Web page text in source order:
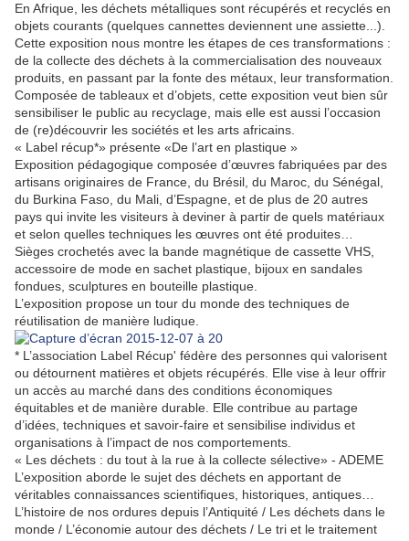
En Afrique, les déchets métalliques sont récupérés et recyclés en
objets courants (quelques cannettes deviennent une assiette...).
Cette exposition nous montre les étapes de ces transformations :
de la collecte des déchets à la commercialisation des nouveaux
produits, en passant par la fonte des métaux, leur transformation.
Composée de tableaux et d’objets, cette exposition veut bien sûr
sensibiliser le public au recyclage, mais elle est aussi l’occasion
de (re)découvrir les sociétés et les arts africains.
« Label récup*» présente «De l’art en plastique »
Exposition pédagogique composée d’œuvres fabriquées par des
artisans originaires de France, du Brésil, du Maroc, du Sénégal,
du Burkina Faso, du Mali, d’Espagne, et de plus de 20 autres
pays qui invite les visiteurs à deviner à partir de quels matériaux
et selon quelles techniques les œuvres ont été produites…
Sièges crochetés avec la bande magnétique de cassette VHS,
accessoire de mode en sachet plastique, bijoux en sandales
fondues, sculptures en bouteille plastique.
L’exposition propose un tour du monde des techniques de
réutilisation de manière ludique.
* L’association Label Récup' fédère des personnes qui valorisent
ou détournent matières et objets récupérés. Elle vise à leur offrir
un accès au marché dans des conditions économiques
équitables et de manière durable. Elle contribue au partage
d’idées, techniques et savoir-faire et sensibilise individus et
organisations à l’impact de nos comportements.
« Les déchets : du tout à la rue à la collecte sélective» - ADEME
L’exposition aborde le sujet des déchets en apportant de
véritables connaissances scientifiques, historiques, antiques…
L’histoire de nos ordures depuis l’Antiquité / Les déchets dans le
monde / L’économie autour des déchets / Le tri et le traitement